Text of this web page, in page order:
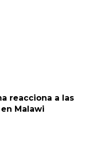
reacciona a las
Malawi